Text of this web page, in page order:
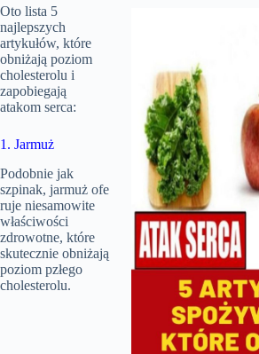
Oto lista 5
najlepszych
artykułów, które
obniżają poziom
cholesterolu i
zapobiegają
atakom serca:
1. Jarmuż
Podobnie jak
szpinak, jarmuż ofe
ruje niesamowite
właściwości
zdrowotne, które
skutecznie obniżają
poziom pzłego
cholesterolu.